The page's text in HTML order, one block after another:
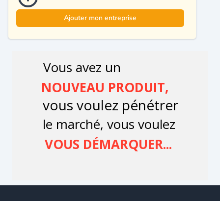
Ajouter mon entreprise